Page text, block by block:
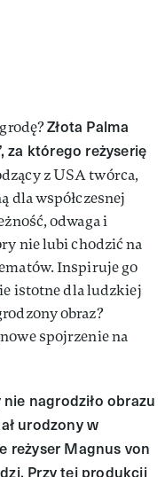
Złota Palma
za którego reżyserię
z USA twórca,
dla współczesnej
odwaga i
nie lubi chodzić na
Inspiruje go
istotne dla ludzkiej
obraz?
spojrzenie na
nagrodziło obrazu
urodzony w
reżyser Magnus von
Przy tej produkcji